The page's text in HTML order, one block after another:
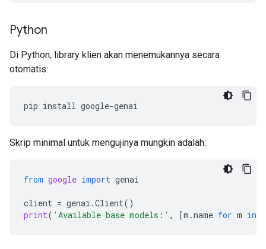
Python
Di Python, library klien akan menemukannya secara
otomatis:
pip install
Skrip minimal untuk mengujinya mungkin adalah:
from google import genai
client = genai .Client()
print( 'Available base models:' , [m .name for m in